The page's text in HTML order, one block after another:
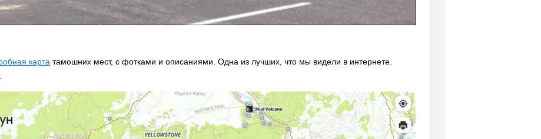
карта тамошних мест, с фотками и описаниями. Одна из лучших, что мы видели в интернете.